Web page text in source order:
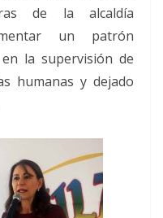
de la alcaldía
un patrón
la supervisión de
humanas y dejado